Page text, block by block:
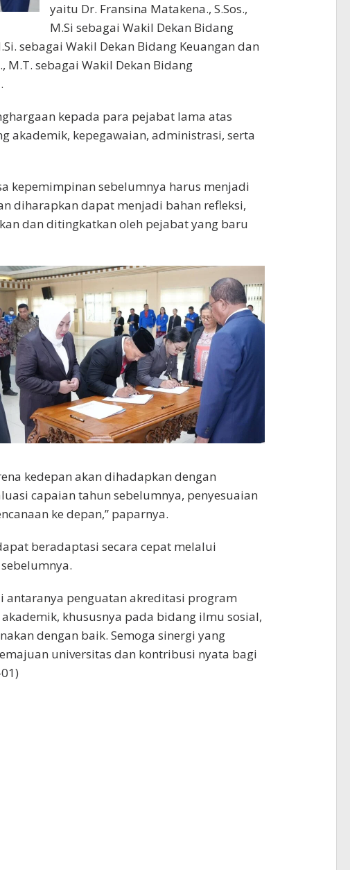
yaitu Dr. Fransina Matakena., S.Sos.,
M.Si sebagai Wakil Dekan Bidang
sebagai Wakil Dekan Bidang Keuangan dan
M.T. sebagai Wakil Dekan Bidang
kepada para pejabat lama atas
akademik, kepegawaian, administrasi, serta
kepemimpinan sebelumnya harus menjadi
diharapkan dapat menjadi bahan refleksi,
dan ditingkatkan oleh pejabat yang baru
kedepan akan dihadapkan dengan
capaian tahun sebelumnya, penyesuaian
ke depan,” paparnya.
beradaptasi secara cepat melalui
antaranya penguatan akreditasi program
khususnya pada bidang ilmu sosial,
dengan baik. Semoga sinergi yang
universitas dan kontribusi nyata bagi